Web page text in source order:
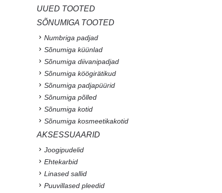
UUED TOOTED
SÕNUMIGA TOOTED
Numbriga padjad
Sõnumiga küünlad
Sõnumiga diivanipadjad
Sõnumiga köögirätikud
Sõnumiga padjapüürid
Sõnumiga põlled
Sõnumiga kotid
Sõnumiga kosmeetikakotid
AKSESSUAARID
Joogipudelid
Ehtekarbid
Linased sallid
Puuvillased pleedid